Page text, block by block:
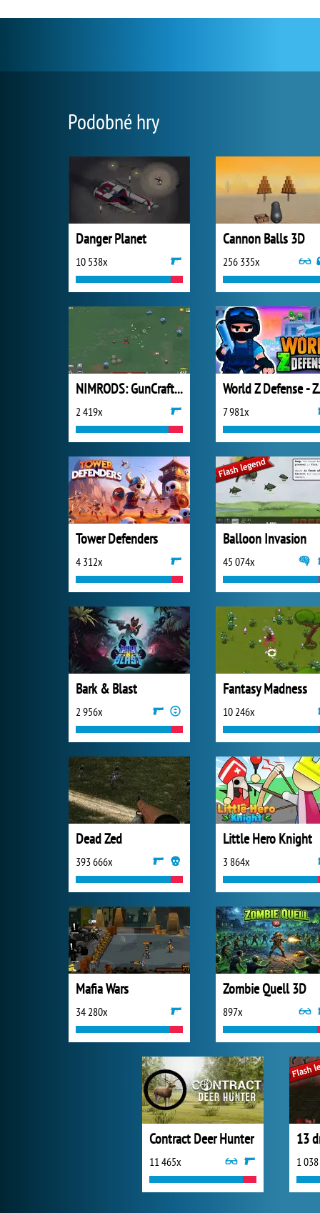
Podobné hry
Danger Planet
10 538x
Cannon Balls 3D
256 335x
NIMRODS: GunCraft Survivor
2 419x 7 981x
Tower Defenders
4 312x
Balloon Invasion
45 074x
Bark & Blast
2 956x
Fantasy Madness
10 246x
Dead Zed
393 666x
Little Hero Knight
3 864x
Mafia Wars
34 280x
Zombie Quell 3D
897x
Contract Deer Hunter
11 465x
13
1